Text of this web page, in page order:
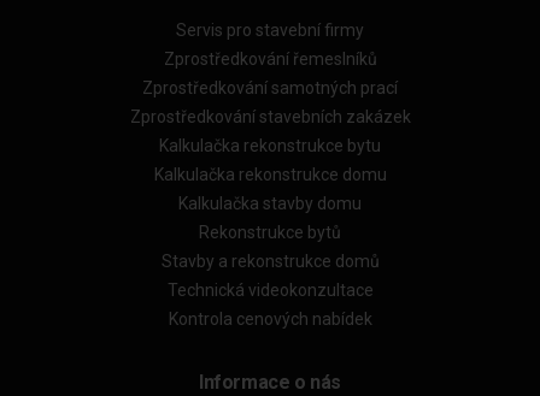
Servis pro stavební firmy
Zprostředkování řemeslníků
Zprostředkování samotných prací
Zprostředkování stavebních zakázek
Kalkulačka rekonstrukce bytu
Kalkulačka rekonstrukce domu
Kalkulačka stavby domu
Rekonstrukce bytů
Stavby a rekonstrukce domů
Technická videokonzultace
Kontrola cenových nabídek
Informace o nás